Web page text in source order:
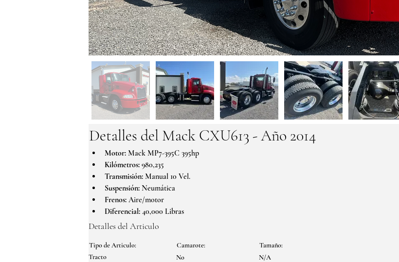
Detalles del Mack CXU613 - Año 2014
Motor: Mack MP7-395C 395hp
Kilómetros: 980,235
Transmisión: Manual 10 Vel.
Suspensión: Neumática
Frenos: Aire/motor
Diferencial: 40,000 Libras
Detalles del Articulo
Tipo de Articulo:
Tracto
Camarote:
No
Tamaño:
N/A